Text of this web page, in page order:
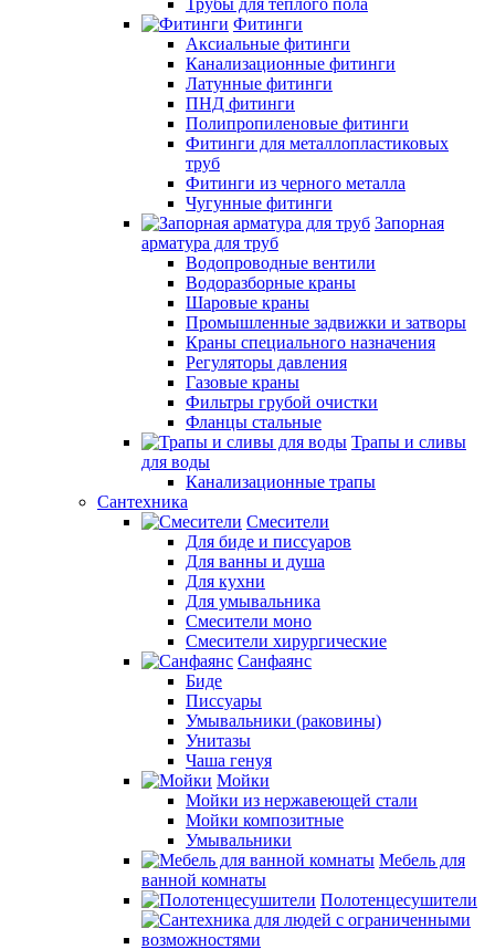
Трубы для теплого пола
Фитинги
Аксиальные фитинги
Канализационные фитинги
Латунные фитинги
ПНД фитинги
Полипропиленовые фитинги
Фитинги для металлопластиковых
труб
Фитинги из черного металла
Чугунные фитинги
Запорная
арматура для труб
Водопроводные вентили
Водоразборные краны
Шаровые краны
Промышленные задвижки и затворы
Краны специального назначения
Регуляторы давления
Газовые краны
Фильтры грубой очистки
Фланцы стальные
Трапы и сливы
для воды
Канализационные трапы
Сантехника
Смесители
Для биде и писсуаров
Для ванны и душа
Для кухни
Для умывальника
Смесители моно
Смесители хирургические
Санфаянс
Биде
Писсуары
Умывальники (раковины)
Унитазы
Чаша генуя
Мойки
Мойки из нержавеющей стали
Мойки композитные
Умывальники
Мебель для
ванной комнаты
Полотенцесушители